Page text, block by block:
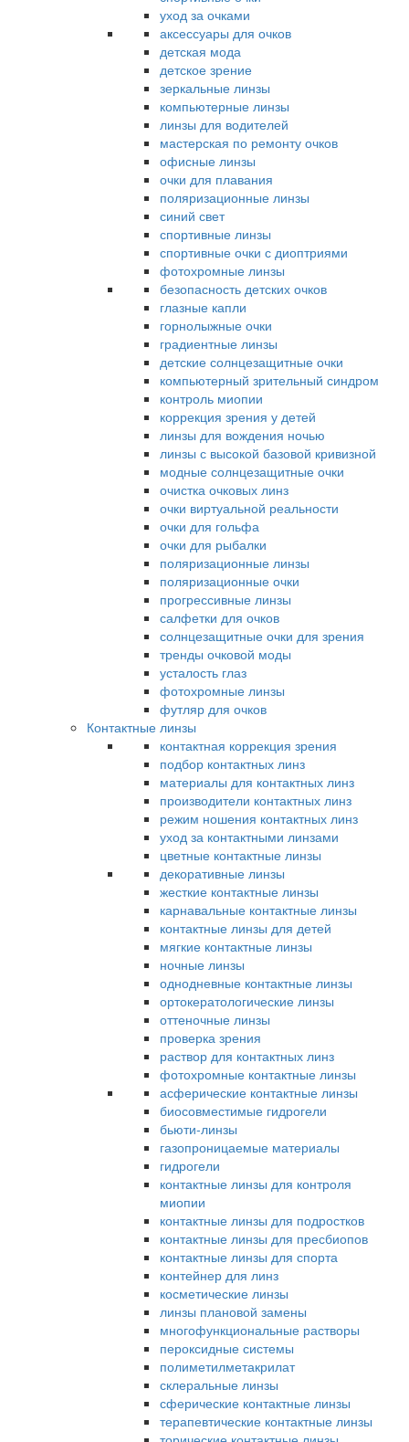
уход за очками
аксессуары для очков
детская мода
детское зрение
зеркальные линзы
компьютерные линзы
линзы для водителей
мастерская по ремонту очков
офисные линзы
очки для плавания
поляризационные линзы
синий свет
спортивные линзы
спортивные очки с диоптриями
фотохромные линзы
безопасность детских очков
глазные капли
горнолыжные очки
градиентные линзы
детские солнцезащитные очки
компьютерный зрительный синдром
контроль миопии
коррекция зрения у детей
линзы для вождения ночью
линзы с высокой базовой кривизной
модные солнцезащитные очки
очистка очковых линз
очки виртуальной реальности
очки для гольфа
очки для рыбалки
поляризационные линзы
поляризационные очки
прогрессивные линзы
салфетки для очков
солнцезащитные очки для зрения
тренды очковой моды
усталость глаз
фотохромные линзы
футляр для очков
Контактные линзы
контактная коррекция зрения
подбор контактных линз
материалы для контактных линз
производители контактных линз
режим ношения контактных линз
уход за контактными линзами
цветные контактные линзы
декоративные линзы
жесткие контактные линзы
карнавальные контактные линзы
контактные линзы для детей
мягкие контактные линзы
ночные линзы
однодневные контактные линзы
ортокератологические линзы
оттеночные линзы
проверка зрения
раствор для контактных линз
фотохромные контактные линзы
асферические контактные линзы
биосовместимые гидрогели
бьюти-линзы
газопроницаемые материалы
гидрогели
контактные линзы для контроля
миопии
контактные линзы для подростков
контактные линзы для пресбиопов
контактные линзы для спорта
контейнер для линз
косметические линзы
линзы плановой замены
многофункциональные растворы
пероксидные системы
полиметилметакрилат
склеральные линзы
сферические контактные линзы
терапевтические контактные линзы